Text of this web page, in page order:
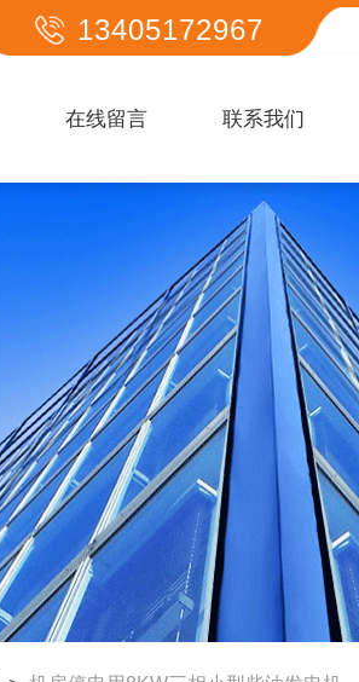
13405172967
在线留言 联系我们